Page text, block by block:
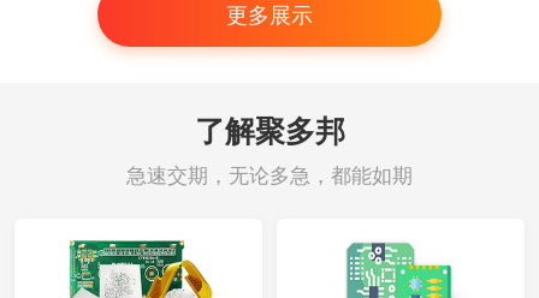
更多展示
了解聚多邦
急速交期，无论多急，都能如期